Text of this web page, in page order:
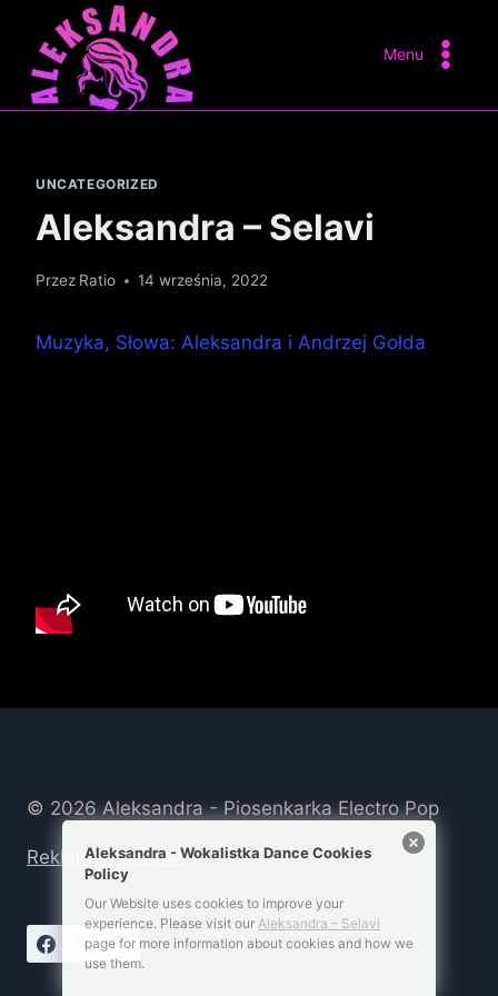
Przejdź
treści
Menu
UNCATEGORIZED
Aleksandra – Selavi
Przez Ratio 14 września, 2022
Muzyka, Słowa: Aleksandra i Andrzej Gołda
© 2026 Aleksandra - Piosenkarka Electro Pop
Reklama Radiowa
Aleksandra - Wokalistka Dance Cookies
Policy
Our Website uses cookies to improve your
experience. Please visit our Aleksandra – Selavi
page for more information about cookies and how we
use them.